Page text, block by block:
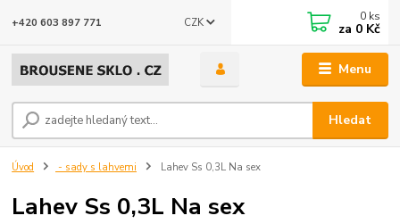
Menu
CZK
Hledat
+420 603 897 771 0 ks
za 0 Kč
Úvod - sady s lahvemi Lahev Ss 0,3L Na sex
Lahev Ss 0,3L Na sex